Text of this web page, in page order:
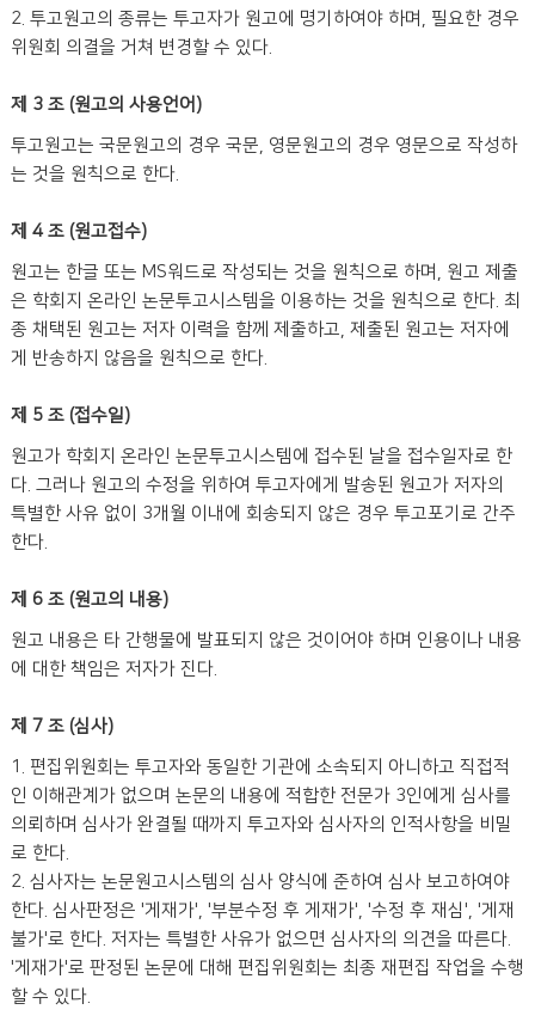
2. 투고원고의 종류는 투고자가 원고에 명기하여야 하며, 필요한 경우
위원회 의결을 거쳐 변경할 수 있다.
제 3 조 (원고의 사용언어)
투고원고는 국문원고의 경우 국문, 영문원고의 경우 영문으로 작성하
는 것을 원칙으로 한다.
제 4 조 (원고접수)
원고는 한글 또는 MS워드로 작성되는 것을 원칙으로 하며, 원고 제출
은 학회지 온라인 논문투고시스템을 이용하는 것을 원칙으로 한다. 최
종 채택된 원고는 저자 이력을 함께 제출하고, 제출된 원고는 저자에
게 반송하지 않음을 원칙으로 한다.
제 5 조 (접수일)
원고가 학회지 온라인 논문투고시스템에 접수된 날을 접수일자로 한
다. 그러나 원고의 수정을 위하여 투고자에게 발송된 원고가 저자의
특별한 사유 없이 3개월 이내에 회송되지 않은 경우 투고포기로 간주
한다.
제 6 조 (원고의 내용)
원고 내용은 타 간행물에 발표되지 않은 것이어야 하며 인용이나 내용
에 대한 책임은 저자가 진다.
제 7 조 (심사)
1. 편집위원회는 투고자와 동일한 기관에 소속되지 아니하고 직접적
인 이해관계가 없으며 논문의 내용에 적합한 전문가 3인에게 심사를
의뢰하며 심사가 완결될 때까지 투고자와 심사자의 인적사항을 비밀
로 한다.
2. 심사자는 논문원고시스템의 심사 양식에 준하여 심사 보고하여야
한다. 심사판정은 '게재가', '부분수정 후 게재가', '수정 후 재심', '게재
불가'로 한다. 저자는 특별한 사유가 없으면 심사자의 의견을 따른다.
'게재가'로 판정된 논문에 대해 편집위원회는 최종 재편집 작업을 수행
할 수 있다.